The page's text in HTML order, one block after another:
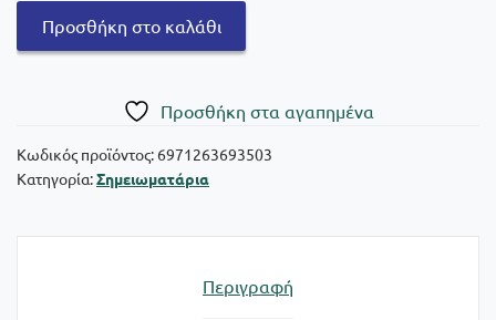
Mafalda
Προσθήκη στο καλάθι
Πρoσθήκη στα αγαπημένα
Κωδικός προϊόντος: 6971263693503
Κατηγορία:Σημειωματάρια
Περιγραφή